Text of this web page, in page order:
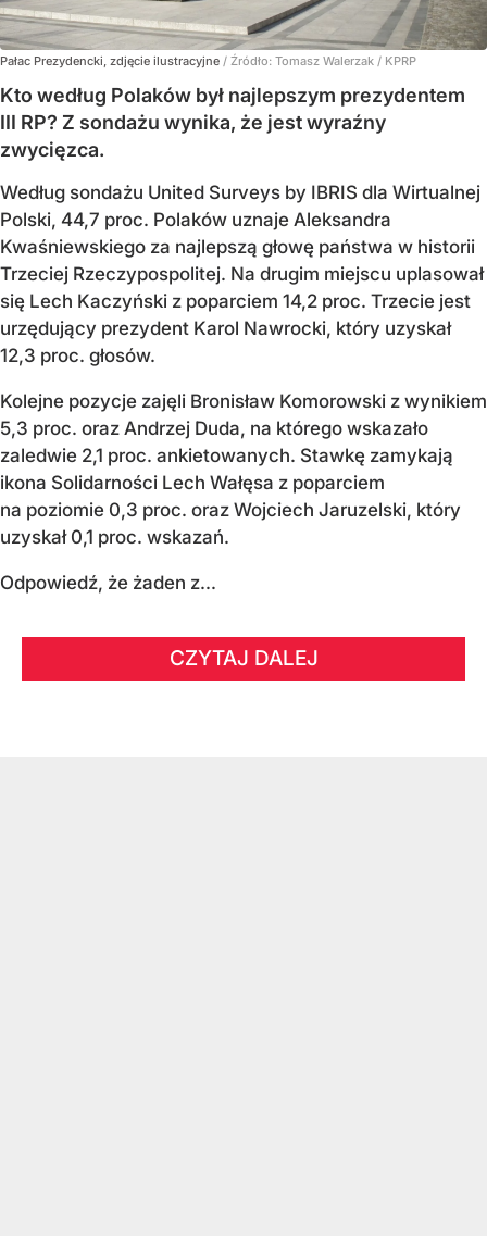
Pałac Prezydencki, zdjęcie ilustracyjne / Źródło: Tomasz Walerzak / KPRP
Kto według Polaków był najlepszym prezydentem
III RP? Z sondażu wynika, że jest wyraźny
zwycięzca.
Według sondażu United Surveys by IBRIS dla Wirtualnej
Polski, 44,7 proc. Polaków uznaje Aleksandra
Kwaśniewskiego za najlepszą głowę państwa w historii
Trzeciej Rzeczypospolitej. Na drugim miejscu uplasował
się Lech Kaczyński z poparciem 14,2 proc. Trzecie jest
urzędujący prezydent Karol Nawrocki, który uzyskał
12,3 proc. głosów.
Kolejne pozycje zajęli Bronisław Komorowski z wynikiem
5,3 proc. oraz Andrzej Duda, na którego wskazało
zaledwie 2,1 proc. ankietowanych. Stawkę zamykają
ikona Solidarności Lech Wałęsa z poparciem
na poziomie 0,3 proc. oraz Wojciech Jaruzelski, który
uzyskał 0,1 proc. wskazań.
Odpowiedź, że żaden z...
CZYTAJ DALEJ